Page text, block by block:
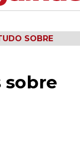
SOBRE
sobre